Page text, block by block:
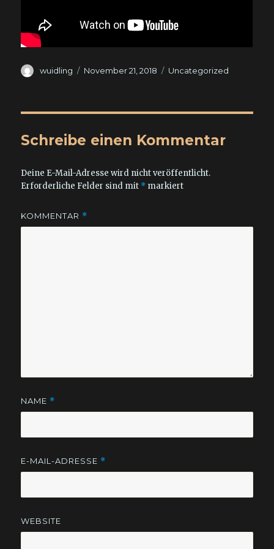
Autor
wuidling
Veröffentlicht
November 21, 2018 Kategorien
Uncategorized
Schreibe einen Kommentar
Deine E-Mail-Adresse wird nicht veröffentlicht.
Erforderliche Felder sind mit * markiert
KOMMENTAR *
NAME *
E-MAIL-ADRESSE *
WEBSITE